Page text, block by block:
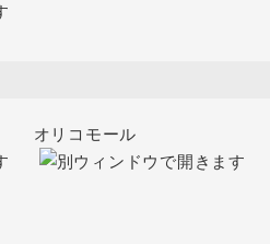
オリコモール